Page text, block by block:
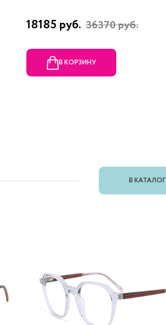
18185 руб. 36370 руб.
В КОРЗИНУ
В КАТАЛОГ